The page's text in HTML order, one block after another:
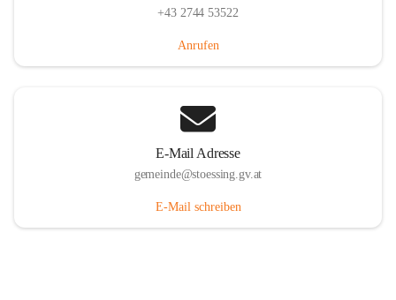
+43 2744 53522
Anrufen
E-Mail Adresse
gemeinde@stoessing.gv.at
E-Mail schreiben